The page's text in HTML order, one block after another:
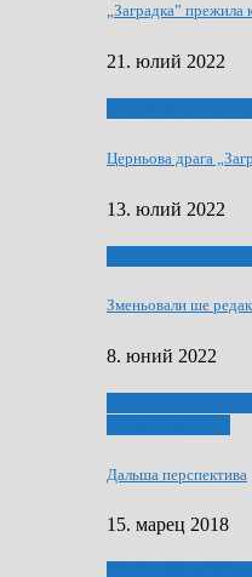
„Заградка” прежила
21. юлий 2022
Церньова драга
13. юлий 2022
Зменьовали ше
8. юний 2022
Дальша перспектива
15. марец 2018